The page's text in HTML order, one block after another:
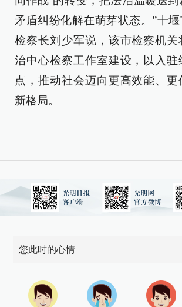
矛盾纠纷化解在萌芽状态。”十
检察长刘少军说，该市检察机关
治中心检察工作室建设，以入驻
点，推动社会迈向更高效能、更
新格局。
您此时的心情